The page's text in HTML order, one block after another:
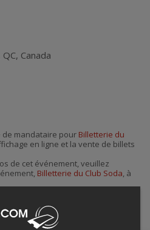
QC, Canada
de mandataire pour Billetterie du
en ligne et la vente de billets
de cet événement, veuillez
Billetterie du Club Soda, à